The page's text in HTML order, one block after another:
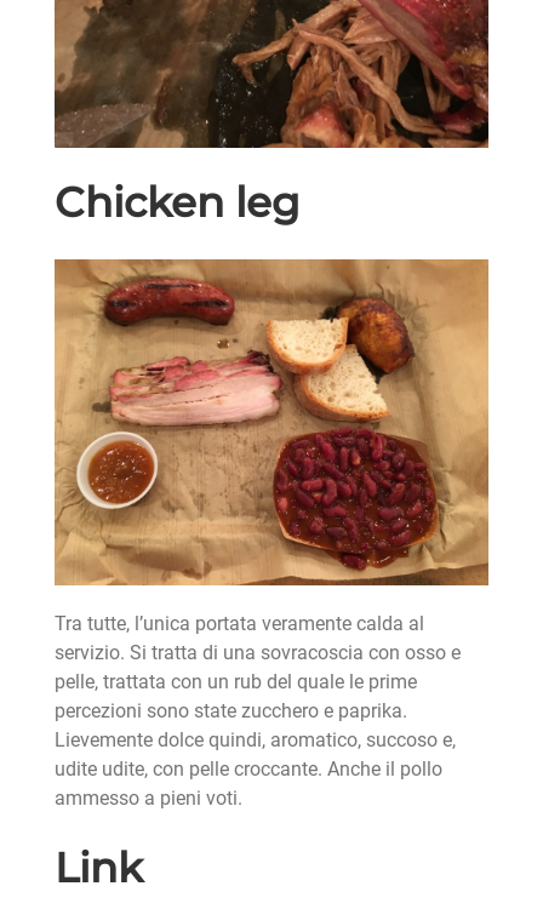
Chicken leg
Tra tutte, l’unica portata veramente calda al
servizio. Si tratta di una sovracoscia con osso e
pelle, trattata con un rub del quale le prime
percezioni sono state zucchero e paprika.
Lievemente dolce quindi, aromatico, succoso e,
udite udite, con pelle croccante. Anche il pollo
ammesso a pieni voti.
Link